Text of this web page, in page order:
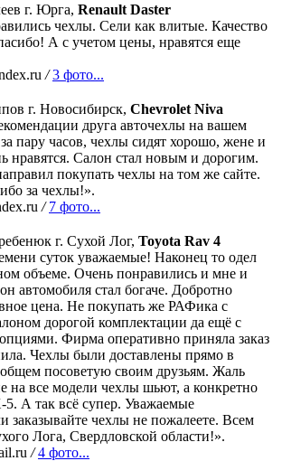
г. Юрга, Renault Daster
чехлы. Сели как влитые. Качество
А с учетом цены, нравятся еще
/ 3 фото...
г. Новосибирск, Chevrolet Niva
друга авточехлы на вашем
пару часов, чехлы сидят хорошо, жене и
нравятся. Салон стал новым и дорогим.
покупать чехлы на том же сайте.
за чехлы!».
/ 7 фото...
г. Сухой Лог, Toyota Rav 4
суток уважаемые! Наконец то одел
объеме. Очень понравились и мне и
автомобиля стал богаче. Добротно
цена. Не покупать же РАФика с
дорогой комплектации да ещё с
Фирма оперативно приняла заказ
Чехлы были доставлены прямо в
посоветую своим друзьям. Жаль
на все модели чехлы шьют, а конкретно
А так всё супер. Уважаемые
заказывайте чехлы не пожалеете. Всем
Лога, Свердловской области!».
/ 4 фото...